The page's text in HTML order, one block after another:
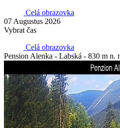
Celá obrazovka
07 Augustus 2026
Vybrat čas
Celá obrazovka
Pension Alenka - Labská - 830 m n.